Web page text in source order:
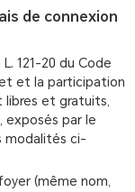
de connexion
121-20 du Code
et la participation
et gratuits,
exposés par le
modalités ci-
(même nom,